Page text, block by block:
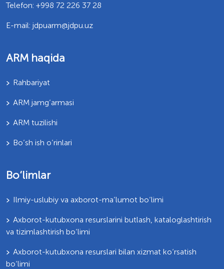
Telefon: +998 72 226 37 28
E-mail: jdpuarm@jdpu.uz
ARM haqida
Rahbariyat
ARM jamg’armasi
ARM tuzilishi
Bo’sh ish o’rinlari
Bo‘limlar
Ilmiy-uslubiy va axborot-ma’lumot bo‘limi
Axborot-kutubxona resurslarini butlash, kataloglashtirish
va tizimlashtirish bo‘limi
Axborot-kutubxona resurslari bilan xizmat ko‘rsatish
bo‘limi